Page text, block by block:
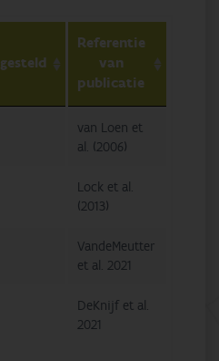
Referentie
van
publicatie
van Loen et
al. (2006)
Lock et al.
(2013)
VandeMeutter
et al. 2021
DeKnijf et al.
2021